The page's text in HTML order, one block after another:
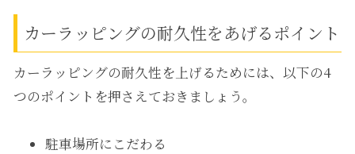
カーラッピングの耐久性をあげるポイント
カーラッピングの耐久性を上げるためには、以下の4
つのポイントを押さえておきましょう。
駐車場所にこだわる